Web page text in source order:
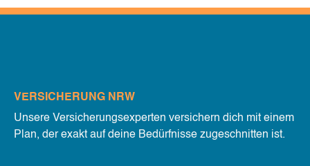
VERSICHERUNG NRW
Unsere Versicherungsexperten versichern dich mit einem
Plan, der exakt auf deine Bedürfnisse zugeschnitten ist.